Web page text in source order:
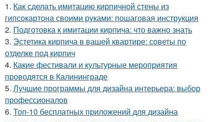
1. Как сделать имитацию кирпичной стены из
гипсокартона своими руками: пошаговая инструкция
2. Подготовка к имитации кирпича: что важно знать
3. Эстетика кирпича в вашей квартире: советы по
отделке под кирпич
4. Какие фестивали и культурные мероприятия
проводятся в Калининграде
5. Лучшие программы для дизайна интерьера: выбор
профессионалов
6. Топ-10 бесплатных приложений для дизайна